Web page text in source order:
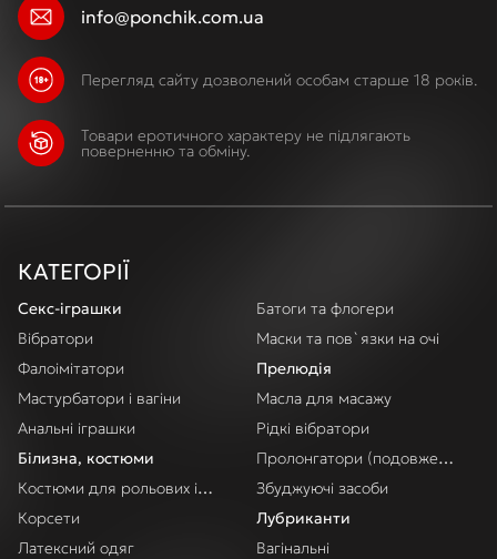
info@ponchik.com.ua
Перегляд сайту дозволений особам старше 18 років.
Товари еротичного характеру не підлягають
поверненню та обміну.
КАТЕГОРІЇ
Секс-іграшки
Вібратори
Фалоімітатори
Мастурбатори і вагіни
Анальні іграшки
Білизна, костюми
Костюми для рольових ігор
Корсети
Латексний одяг
Батоги та флогери
Маски та пов`язки на очі
Прелюдія
Масла для масажу
Рідкі вібратори
Пролонгатори (подовження
Збуджуючі засоби
Лубриканти
Вагінальні